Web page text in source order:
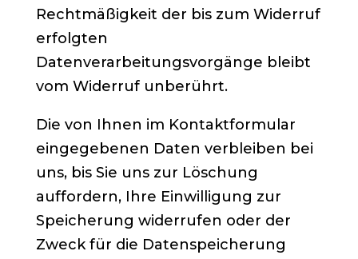
Rechtmäßigkeit der bis zum Widerruf
erfolgten
Datenverarbeitungsvorgänge bleibt
vom Widerruf unberührt.
Die von Ihnen im Kontaktformular
eingegebenen Daten verbleiben bei
uns, bis Sie uns zur Löschung
auffordern, Ihre Einwilligung zur
Speicherung widerrufen oder der
Zweck für die Datenspeicherung